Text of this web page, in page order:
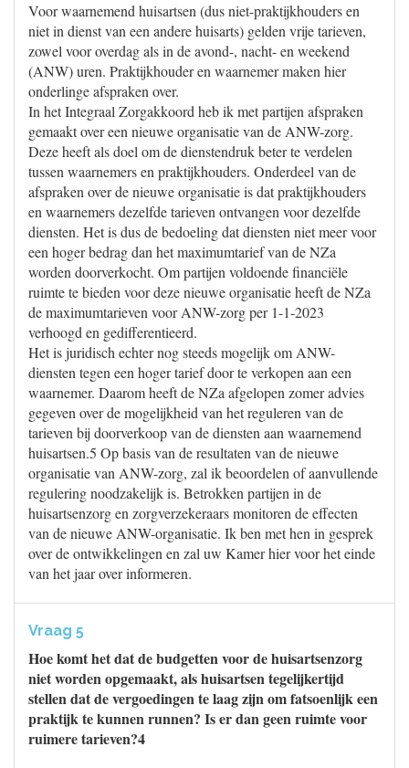
Voor waarnemend huisartsen (dus niet-praktijkhouders en
niet in dienst van een andere huisarts) gelden vrije tarieven,
zowel voor overdag als in de avond-, nacht- en weekend
(ANW) uren. Praktijkhouder en waarnemer maken hier
onderlinge afspraken over.
In het Integraal Zorgakkoord heb ik met partijen afspraken
gemaakt over een nieuwe organisatie van de ANW-zorg.
Deze heeft als doel om de dienstendruk beter te verdelen
tussen waarnemers en praktijkhouders. Onderdeel van de
afspraken over de nieuwe organisatie is dat praktijkhouders
en waarnemers dezelfde tarieven ontvangen voor dezelfde
diensten. Het is dus de bedoeling dat diensten niet meer voor
een hoger bedrag dan het maximumtarief van de NZa
worden doorverkocht. Om partijen voldoende financiële
ruimte te bieden voor deze nieuwe organisatie heeft de NZa
de maximumtarieven voor ANW-zorg per 1-1-2023
verhoogd en gedifferentieerd.
Het is juridisch echter nog steeds mogelijk om ANW-
diensten tegen een hoger tarief door te verkopen aan een
waarnemer. Daarom heeft de NZa afgelopen zomer advies
gegeven over de mogelijkheid van het reguleren van de
tarieven bij doorverkoop van de diensten aan waarnemend
huisartsen.5 Op basis van de resultaten van de nieuwe
organisatie van ANW-zorg, zal ik beoordelen of aanvullende
regulering noodzakelijk is. Betrokken partijen in de
huisartsenzorg en zorgverzekeraars monitoren de effecten
van de nieuwe ANW-organisatie. Ik ben met hen in gesprek
over de ontwikkelingen en zal uw Kamer hier voor het einde
van het jaar over informeren.
Vraag 5
Hoe komt het dat de budgetten voor de huisartsenzorg
niet worden opgemaakt, als huisartsen tegelijkertijd
stellen dat de vergoedingen te laag zijn om fatsoenlijk een
praktijk te kunnen runnen? Is er dan geen ruimte voor
ruimere tarieven?4